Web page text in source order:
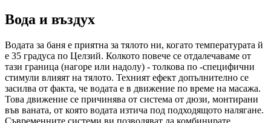
Вода и въздух
Водата за баня е приятна за тялото ни, когато температурата й
е 35 градуса по Целзий. Колкото повече се отдалечаваме от
тази граница (нагоре или надолу) - толкова по -специфични
стимули влияят на тялото. Техният ефект допълнително се
засилва от факта, че водата е в движение по време на масажа.
Това движение се причинява от система от дюзи, монтирани
във ваната, от която водата изтича под подходящото налягане.